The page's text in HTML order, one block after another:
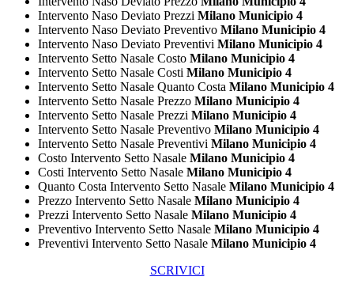
Intervento Naso Deviato Prezzi Milano Municipio 4
Intervento Naso Deviato Preventivo Milano Municipio 4
Intervento Naso Deviato Preventivi Milano Municipio 4
Intervento Setto Nasale Costo Milano Municipio 4
Intervento Setto Nasale Costi Milano Municipio 4
Intervento Setto Nasale Quanto Costa Milano Municipio 4
Intervento Setto Nasale Prezzo Milano Municipio 4
Intervento Setto Nasale Prezzi Milano Municipio 4
Intervento Setto Nasale Preventivo Milano Municipio 4
Intervento Setto Nasale Preventivi Milano Municipio 4
Costo Intervento Setto Nasale Milano Municipio 4
Costi Intervento Setto Nasale Milano Municipio 4
Quanto Costa Intervento Setto Nasale Milano Municipio 4
Prezzo Intervento Setto Nasale Milano Municipio 4
Prezzi Intervento Setto Nasale Milano Municipio 4
Preventivo Intervento Setto Nasale Milano Municipio 4
Preventivi Intervento Setto Nasale Milano Municipio 4
SCRIVICI